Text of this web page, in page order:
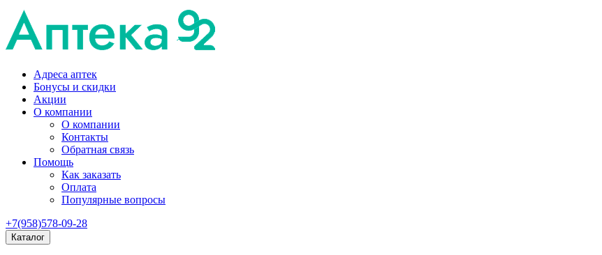
Адреса аптек
Бонусы и скидки
Акции
О компании
О компании
Контакты
Обратная связь
Помощь
Как заказать
Оплата
Популярные вопросы
+7(958)578-09-28
Каталог